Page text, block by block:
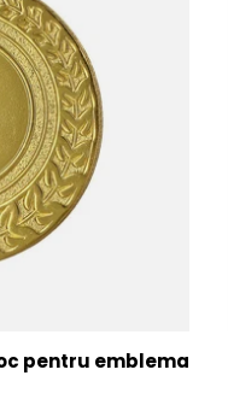
pentru emblema